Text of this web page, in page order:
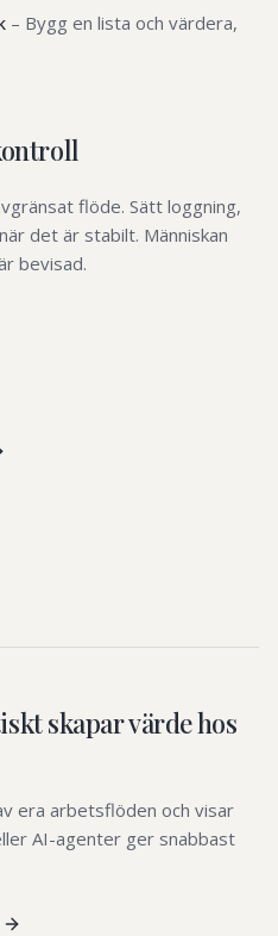
– Bygg en lista och värdera,
flöde. Sätt loggning,
det är stabilt. Människan
bevisad.
skapar värde hos
era arbetsflöden och visar
AI-agenter ger snabbast